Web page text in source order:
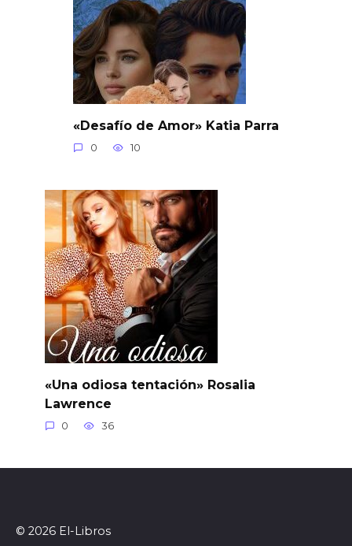
«Desafío de Amor» Katia Parra
0 10
«Una odiosa tentación» Rosalia
Lawrence
0 36
© 2026 El-Libros